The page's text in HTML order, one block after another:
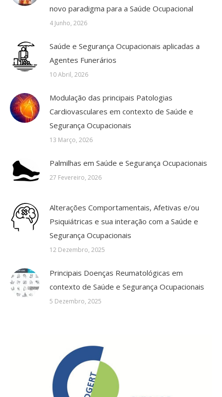
novo paradigma para a Saúde Ocupacional
4 Junho, 2026
Saúde e Segurança Ocupacionais aplicadas a
Agentes Funerários
10 Abril, 2026
Modulação das principais Patologias
Cardiovasculares em contexto de Saúde e
Segurança Ocupacionais
13 Março, 2026
Palmilhas em Saúde e Segurança Ocupacionais
27 Fevereiro, 2026
Alterações Comportamentais, Afetivas e/ou
Psiquiátricas e sua interação com a Saúde e
Segurança Ocupacionais
12 Dezembro, 2025
Principais Doenças Reumatológicas em
contexto de Saúde e Segurança Ocupacionais
5 Dezembro, 2025